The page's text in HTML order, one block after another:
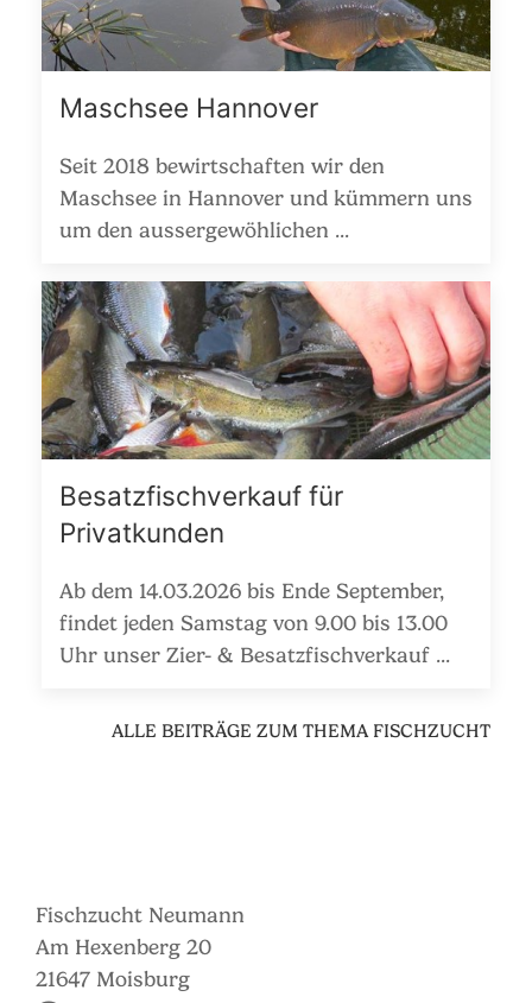
Maschsee Hannover
Seit 2018 bewirtschaften wir den
Maschsee in Hannover und kümmern uns
um den aussergewöhlichen ...
Besatzfischverkauf für
Privatkunden
Ab dem 14.03.2026 bis Ende September,
findet jeden Samstag von 9.00 bis 13.00
Uhr unser Zier- & Besatzfischverkauf ...
ALLE BEITRÄGE ZUM THEMA FISCHZUCHT
Fischzucht Neumann
Am Hexenberg 20
21647 Moisburg